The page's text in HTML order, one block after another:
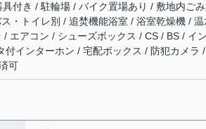
付き / 駐輪場 / バイク置場あり / 敷地内ご
・トイレ別 / 追焚機能浴室 / 浴室乾燥機 / 温
エアコン / シューズボックス / CS / BS / イ
インターホン / 宅配ボックス / 防犯カメラ
可